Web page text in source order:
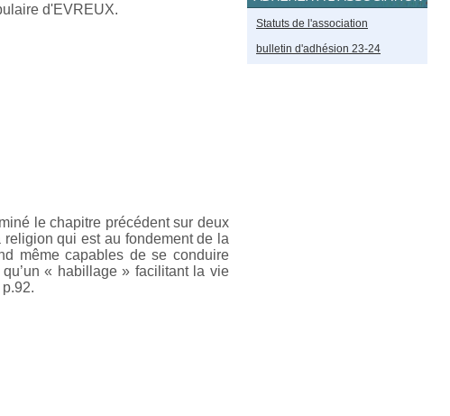
d'EVREUX.
le chapitre précédent sur deux
qui est au fondement de la
même capables de se conduire
« habillage » facilitant la vie
p.92.
Statuts de l'association
bulletin d'adhésion 23-24